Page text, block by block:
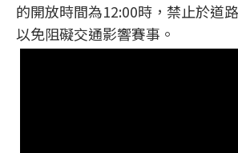
的開放時間為12:00時，禁止於道
以免阻礙交通影響賽事。